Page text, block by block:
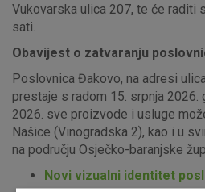
Vukovarska ulica 207, te će raditi
sati.
Obavijest o zatvaranju
Poslovnica Đakovo, na adresi
prestaje s radom 15. srpnja 2026.
2026. sve proizvode i usluge
Našice (Vinogradska 2), kao i u
na području Osječko-baranjske
Novi vizualni identitet